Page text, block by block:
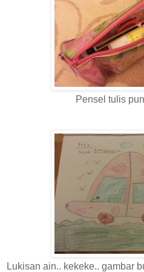
Pensel tulis
Lukisan ain.. kekeke.. gambar